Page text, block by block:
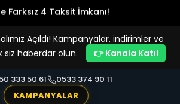
Farksız 4 Taksit İmkanı!
Açıldı! Kampanyalar, indirimler ve
siz haberdar olun.
👉 Kanala Katıl
333 50 61
0533 374 90 11
KAMPANYALAR